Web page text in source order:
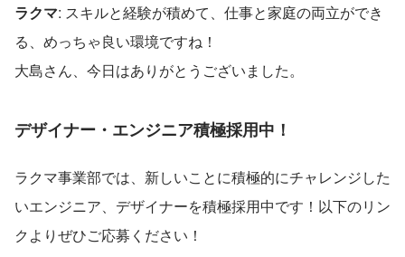
ラクマ: スキルと経験が積めて、仕事と家庭の両立ができ
る、めっちゃ良い環境ですね！
大島さん、今日はありがとうございました。
デザイナー・エンジニア積極採用中！
ラクマ事業部では、新しいことに積極的にチャレンジした
いエンジニア、デザイナーを積極採用中です！以下のリン
クよりぜひご応募ください！